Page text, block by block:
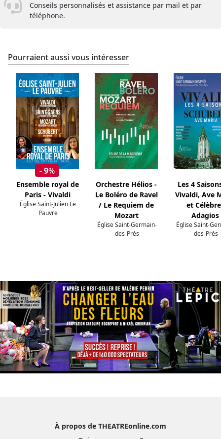
Conseils personnalisés et assistance par mail et par
téléphone.
Pourraient aussi vous intéresser
- 9%
Ensemble royal de
Paris - Vivaldi
Église Saint-Julien Le
Pauvre
Orchestre Hélios -
Le Boléro de Ravel
/ Le Requiem de
Mozart
Église Saint-Germain-
des-Prés
Les 4
Vivaldi, Ave
et
Adagios
Église Saint-
des-Prés
À propos de THEATREonline.com